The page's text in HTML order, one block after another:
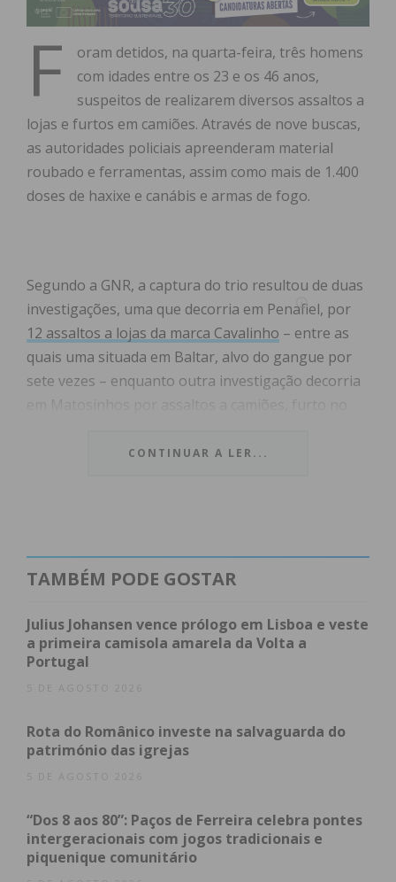
F
oram detidos, na quarta-feira, três homens
com idades entre os 23 e os 46 anos,
suspeitos de realizarem diversos assaltos a
lojas e furtos em camiões. Através de nove buscas,
as autoridades policiais apreenderam material
roubado e ferramentas, assim como mais de 1.400
doses de haxixe e canábis e armas de fogo.
Segundo a GNR, a captura do trio resultou de duas
investigações, uma que decorria em Penafiel, por
12 assaltos a lojas da marca Cavalinho – entre as
quais uma situada em Baltar, alvo do gangue por
sete vezes – enquanto outra investigação decorria
tratavam dos mesmo indivíduos”, levando a que as
que o grupo se dedicava ao tráfico de droga.
De acordo com a mesma fonte, os artigos furtados
das lojas e viaturas eram comercializados a
amigos e conhecidos do trio.
CONTINUAR A LER...
TAMBÉM PODE GOSTAR
Julius Johansen vence prólogo em Lisboa e veste
a primeira camisola amarela da Volta a
Portugal
5 DE AGOSTO 2026
Rota do Românico investe na salvaguarda do
património das igrejas
5 DE AGOSTO 2026
“Dos 8 aos 80”: Paços de Ferreira celebra pontes
intergeracionais com jogos tradicionais e
piquenique comunitário